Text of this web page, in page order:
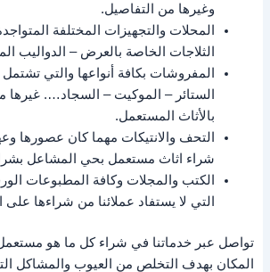
وغيرها من التفاصيل.
المحلات والتجهيزات المختلفة
الثلاجات الخاصة بالعرض – الدواليب
المفروشات بكافة أنواعها والتي
الستائر – الموكيت – السجاد…. غيرها
بالأثاث المستعمل.
التحف والانتيكات مهما كان عصورها
شراء اثاث مستعمل بحي المشاعل
الكتب والمجلات وكافة المطبوعات
التي لا يستفاد عملائنا من شراءها على
تواصل عبر خدماتنا في شراء كل ما هو
المكان بهدف التخلص من العيوب والمشاكل